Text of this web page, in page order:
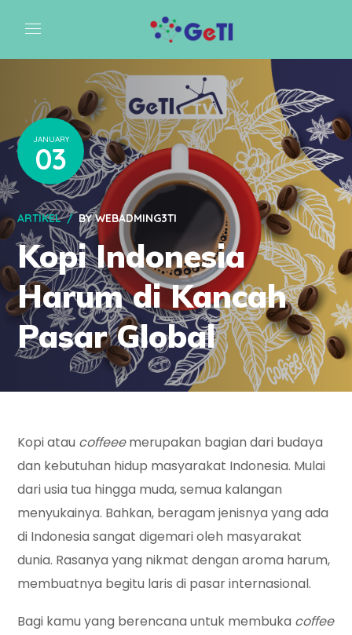
JANUARY
03
ARTIKEL BYWEBADMING3TI
Kopi Indonesia
Harum di Kancah
Pasar Global
Kopi atau coffeeemerupakan bagian dari budaya
dan kebutuhan hidup masyarakat Indonesia. Mulai
dari usia tua hingga muda, semua kalangan
menyukainya. Bahkan, beragam jenisnya yang ada
di Indonesia sangat digemari oleh masyarakat
dunia. Rasanya yang nikmat dengan aroma harum,
membuatnya begitu laris di pasar internasional.
Bagi kamu yang berencana untuk membuka coffee